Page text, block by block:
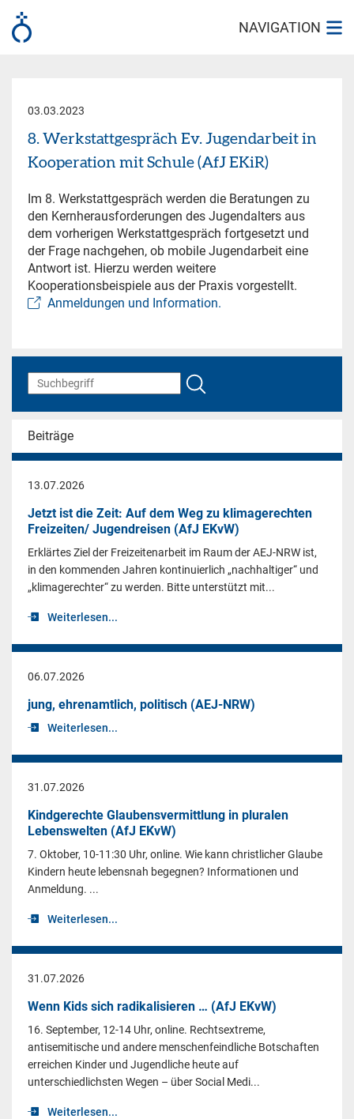
NAVIGATION
03.03.2023
8. Werkstattgespräch Ev. Jugendarbeit in
Kooperation mit Schule (AfJ EKiR)
Im 8. Werkstattgespräch werden die Beratungen zu
den Kernherausforderungen des Jugendalters aus
dem vorherigen Werkstattgespräch fortgesetzt und
der Frage nachgehen, ob mobile Jugendarbeit eine
Antwort ist. Hierzu werden weitere
Kooperationsbeispiele aus der Praxis vorgestellt.
Anmeldungen und Information.
Beiträge
13.07.2026
Jetzt ist die Zeit: Auf dem Weg zu klimagerechten
Freizeiten/ Jugendreisen (AfJ EKvW)
Erklärtes Ziel der Freizeitenarbeit im Raum der AEJ-NRW ist,
in den kommenden Jahren kontinuierlich „nachhaltiger“ und
„klimagerechter“ zu werden. Bitte unterstützt mit...
Weiterlesen...
06.07.2026
jung, ehrenamtlich, politisch (AEJ-NRW)
Weiterlesen...
31.07.2026
Kindgerechte Glaubensvermittlung in pluralen
Lebenswelten (AfJ EKvW)
7. Oktober, 10-11:30 Uhr, online. Wie kann christlicher Glaube
Kindern heute lebensnah begegnen? Informationen und
Anmeldung. ...
Weiterlesen...
31.07.2026
Wenn Kids sich radikalisieren … (AfJ EKvW)
16. September, 12-14 Uhr, online. Rechtsextreme,
antisemitische und andere menschenfeindliche Botschaften
erreichen Kinder und Jugendliche heute auf
unterschiedlichsten Wegen – über Social Medi...
Weiterlesen...